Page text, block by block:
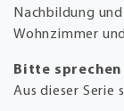
Nachbildung
Wohnzimmer
Bitte sprechen
Aus dieser